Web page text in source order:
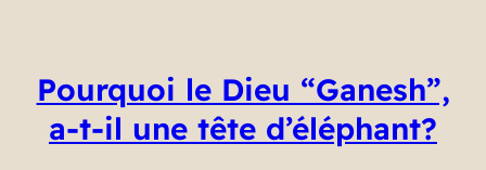
Pourquoi le Dieu “Ganesh”,
a-t-il une tête d’éléphant?